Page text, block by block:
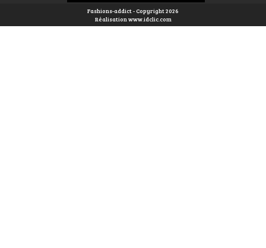
Fashions-addict - Copyright 2026
Réalisationwww.idclic.com